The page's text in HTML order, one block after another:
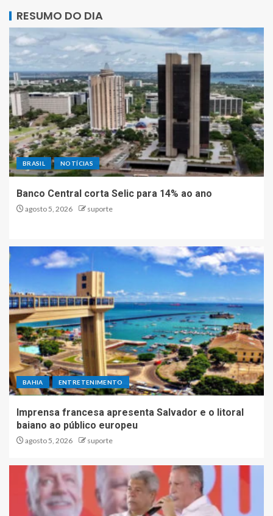
RESUMO DO DIA
BRASIL NOTÍCIAS
Banco Central corta Selic para 14% ao ano
agosto 5, 2026 suporte
BAHIA ENTRETENIMENTO
Imprensa francesa apresenta Salvador e o litoral
baiano ao público europeu
agosto 5, 2026 suporte